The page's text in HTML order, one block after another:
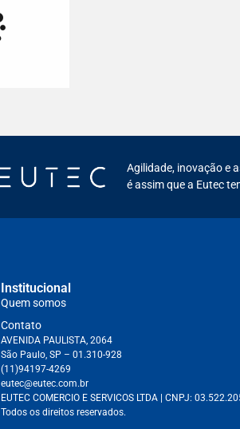
Agilidade, inovação e
é assim que a Eutec
Institucional
Quem somos
Contato
AVENIDA PAULISTA, 2064
São Paulo, SP – 01.310-928
(11)94197-4269
eutec@eutec.com.br
EUTEC COMERCIO E SERVICOS LTDA | CNPJ:
Todos os direitos reservados.